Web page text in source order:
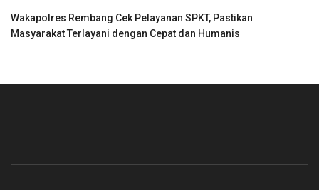
Wakapolres Rembang Cek Pelayanan SPKT, Pastikan
Masyarakat Terlayani dengan Cepat dan Humanis